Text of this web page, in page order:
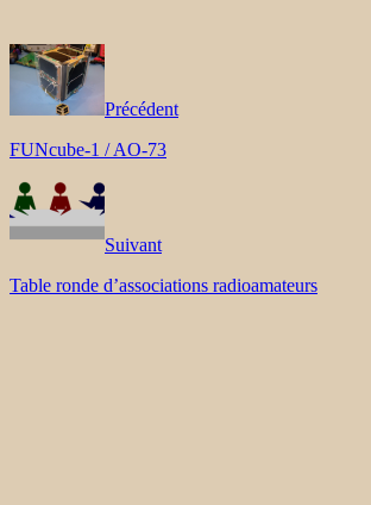
Précédent
FUNcube-1 / AO-73
Suivant
Table ronde d’associations radioamateurs